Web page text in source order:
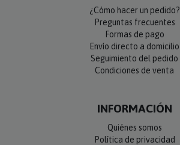
¿Cómo hacer un pedido?
Preguntas frecuentes
Formas de pago
Envío directo a domicilio
Seguimiento del pedido
Condiciones de venta
INFORMACIÓN
Quiénes somos
Política de privacidad